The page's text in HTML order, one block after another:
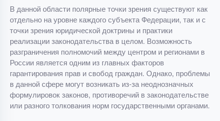
В данной области полярные точки зрения существуют как
отдельно на уровне каждого субъекта Федерации, так и с
точки зрения юридической доктрины и практики
реализации законодательства в целом. Возможность
разграничения полномочий между центром и регионами в
России является одним из главных факторов
гарантирования прав и свобод граждан. Однако, проблемы
в данной сфере могут возникать из-за неоднозначных
формулировок законов, противоречий в законодательстве
или разного толкования норм государственными органами.